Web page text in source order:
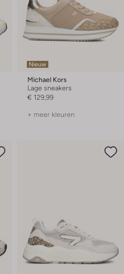
Nieuw
Michael Kors
Lage sneakers
€ 129,99
+ meer kleuren